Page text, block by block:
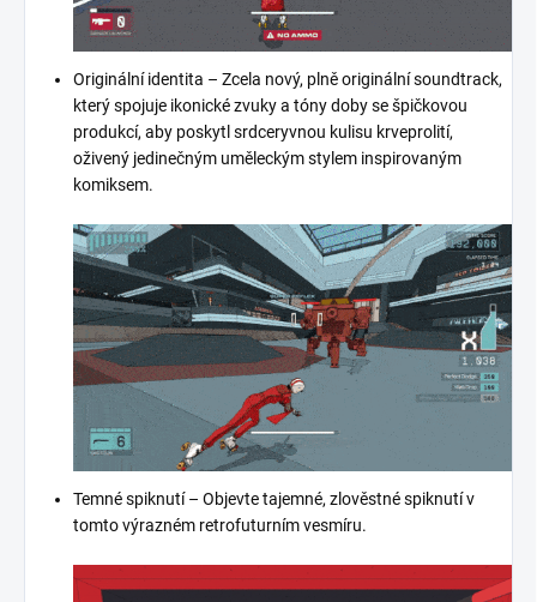
Originální identita – Zcela nový, plně originální soundtrack,
který spojuje ikonické zvuky a tóny doby se špičkovou
produkcí, aby poskytl srdceryvnou kulisu krveprolití,
oživený jedinečným uměleckým stylem inspirovaným
komiksem.
Temné spiknutí – Objevte tajemné, zlověstné spiknutí v
tomto výrazném retrofuturním vesmíru.